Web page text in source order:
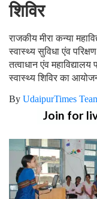
शिविर
राजकीय मीरा कन्या
स्वास्थ्य सुविधा एंव
तत्वाधान एंव
स्वास्थ्य शिविर का
By UdaipurTimes
Join for